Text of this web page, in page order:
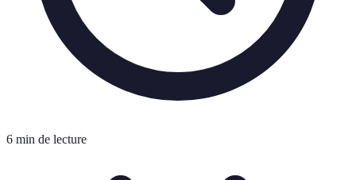
6 min de lecture